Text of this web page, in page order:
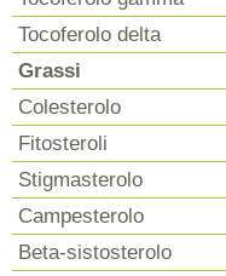
Tocoferolo delta
Grassi
Colesterolo
Fitosteroli
Stigmasterolo
Campesterolo
Beta-sistosterolo